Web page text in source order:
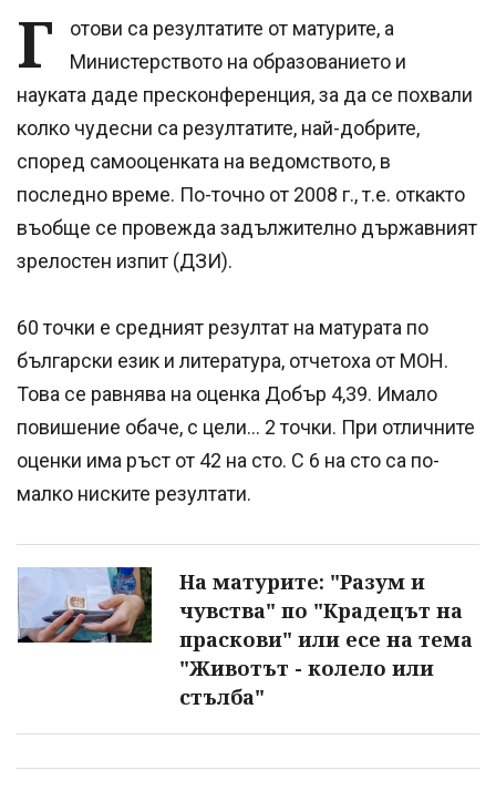
Г
отови са резултатите от матурите, а
Министерството на образованието и
науката даде пресконференция, за да се похвали
колко чудесни са резултатите, най-добрите,
според самооценката на ведомството, в
последно време. По-точно от 2008 г., т.е. откакто
въобще се провежда задължително държавният
зрелостен изпит (ДЗИ).
60 точки е средният резултат на матурата по
български език и литература, отчетоха от МОН.
Това се равнява на оценка Добър 4,39. Имало
повишение обаче, с цели... 2 точки. При отличните
оценки има ръст от 42 на сто. С 6 на сто са по-
малко ниските резултати.
На матурите: "Разум и
чувства" по "Крадецът на
праскови" или есе на тема
"Животът - колело или
стълба"